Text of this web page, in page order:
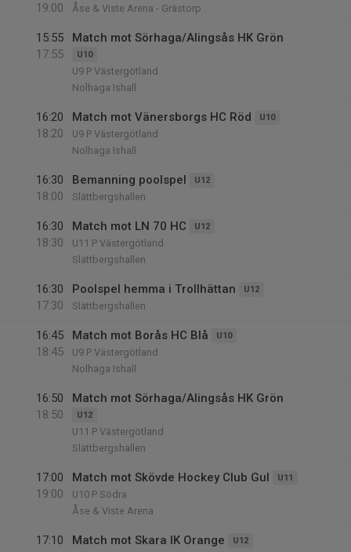
19:00
Åse & Viste Arena - Grästorp
15:55
17:55
Match mot Sörhaga/Alingsås HK Grön
U10
U9 P Västergötland
Nolhaga Ishall
16:20
18:20
Match mot Vänersborgs HC Röd U10
U9 P Västergötland
Nolhaga Ishall
16:30
18:00
Bemanning poolspel U12
Slättbergshallen
16:30
18:30
Match mot LN 70 HC U12
U11 P Västergötland
Slättbergshallen
16:30
17:30
Poolspel hemma i Trollhättan U12
Slättbergshallen
16:45
18:45
Match mot Borås HC Blå U10
U9 P Västergötland
Nolhaga Ishall
16:50
18:50
Match mot Sörhaga/Alingsås HK Grön
U12
U11 P Västergötland
Slättbergshallen
17:00
19:00
Match mot Skövde Hockey Club Gul U11
U10 P Södra
Åse & Viste Arena
17:10
Match mot Skara IK Orange U12